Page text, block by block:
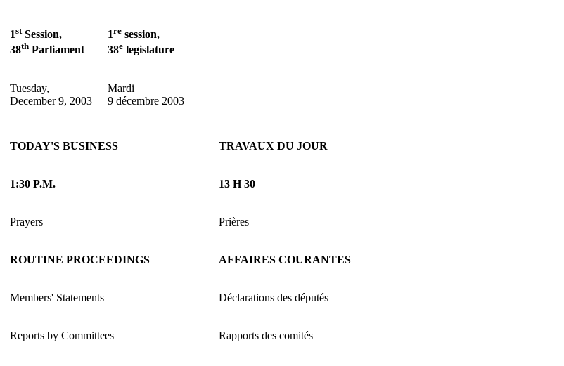
1stSession,
38th Parliament
1re session,
38e legislature
Tuesday,
December 9, 2003
Mardi
9 décembre 2003
TODAY'S BUSINESS TRAVAUX DU JOUR
1:30 P.M. 13 H 30
Prayers Prières
ROUTINE PROCEEDINGS AFFAIRES COURANTES
Members' Statements Déclarations des députés
Reports by Committees Rapports des comités